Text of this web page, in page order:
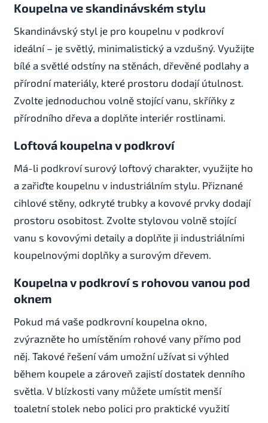
Koupelna ve skandinávském stylu
Skandinávský styl je pro koupelnu v podkroví
ideální – je světlý, minimalistický a vzdušný. Využijte
bílé a světlé odstíny na stěnách, dřevěné podlahy a
přírodní materiály, které prostoru dodají útulnost.
Zvolte jednoduchou volně stojící vanu, skříňky z
přírodního dřeva a doplňte interiér rostlinami.
Loftová koupelna v podkroví
Má-li podkroví surový loftový charakter, využijte ho
a zařiďte koupelnu v industriálním stylu. Přiznané
cihlové stěny, odkryté trubky a kovové prvky dodají
prostoru osobitost. Zvolte stylovou volně stojící
vanu s kovovými detaily a doplňte ji industriálními
koupelnovými doplňky a surovým dřevem.
Koupelna v podkroví s rohovou vanou pod
oknem
Pokud má vaše podkrovní koupelna okno,
zvýrazněte ho umístěním rohové vany přímo pod
něj. Takové řešení vám umožní užívat si výhled
během koupele a zároveň zajistí dostatek denního
světla. V blízkosti vany můžete umístit menší
toaletní stolek nebo polici pro praktické využití